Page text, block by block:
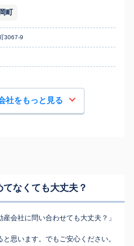
町
3067-9
社をもっと見る
てなくても大丈夫？
会社に問い合わせても大丈夫？」
思います。でもご安心ください。